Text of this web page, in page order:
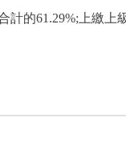
計的61.29%;上繳